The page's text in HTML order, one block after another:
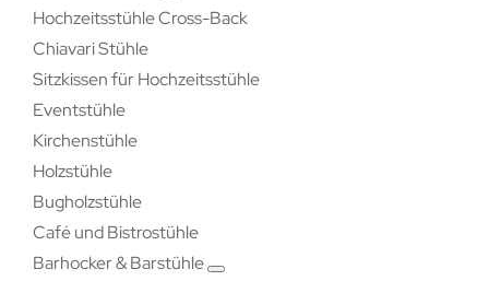
Hochzeitsstühle Cross-Back
Chiavari Stühle
Sitzkissen für Hochzeitsstühle
Eventstühle
Kirchenstühle
Holzstühle
Bugholzstühle
Café und Bistrostühle
Barhocker & Barstühle